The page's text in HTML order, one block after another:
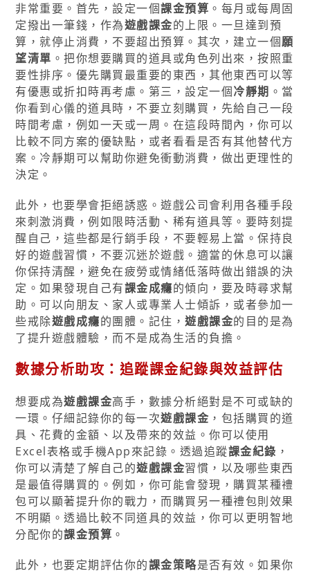
非常重要。首先，設定一個課金預算 。每月或每周固
定撥出一筆錢，作為遊戲課金的上限。一旦達到預
算，就停止消費，不要超出預算。其次，建立一個願
望清單 。把你想要購買的道具或角色列出來，按照重
要性排序。優先購買最重要的東西，其他東西可以等
有優惠或折扣時再考慮。第三，設定一個冷靜期 。當
你看到心儀的道具時，不要立刻購買，先給自己一段
時間考慮，例如一天或一周。在這段時間內，你可以
比較不同方案的優缺點，或者看看是否有其他替代方
案。冷靜期可以幫助你避免衝動消費，做出更理性的
決定。
此外，也要學會拒絕誘惑。遊戲公司會利用各種手段
來刺激消費，例如限時活動、稀有道具等。要時刻提
醒自己，這些都是行銷手段，不要輕易上當。保持良
好的遊戲習慣，不要沉迷於遊戲。適當的休息可以讓
你保持清醒，避免在疲勞或情緒低落時做出錯誤的決
定。如果發現自己有課金成癮的傾向，要及時尋求幫
助。可以向朋友、家人或專業人士傾訴，或者參加一
些戒除遊戲成癮的團體。記住，遊戲課金的目的是為
了提升遊戲體驗，而不是成為生活的負擔。
數據分析助攻：追蹤課金紀錄與效益評估
想要成為遊戲課金高手，數據分析絕對是不可或缺的
一環。仔細記錄你的每一次遊戲課金 ，包括購買的道
具、花費的金額、以及帶來的效益。你可以使用
Excel表格或手機App來記錄。透過追蹤課金紀錄 ，
你可以清楚了解自己的遊戲課金習慣，以及哪些東西
是最值得購買的。例如，你可能會發現，購買某種禮
包可以顯著提升你的戰力，而購買另一種禮包則效果
不明顯。透過比較不同道具的效益，你可以更明智地
分配你的課金預算 。
此外，也要定期評估你的課金策略是否有效。如果你